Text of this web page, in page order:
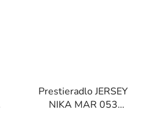
Prestieradlo JERSEY
NIKA MAR 053